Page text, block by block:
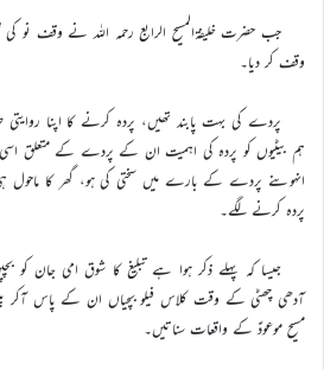
جب حضرت خلیفۃالمسیح الرابع رحمہ اللہ نے وقف نو کی
وقف کر دیا۔
پردے کی بہت پابند تھیں، پردہ کرنے کا اپنا
ہم بیٹیوں کو پردہ کی اہمیت ان کے پردے کے متعلق اسی
انہوںنے پردے کے بارے میں سختی کی ہو، گھر کا ماحول
پردہ کرنے لگے۔
جیسا کہ پہلے ذکر ہوا ہے تبلیغ کا شوق امی جان
آدھی چھٹی کے وقت کلاس فیلو بچیاں ان کے پاس آکر
مسیح موعودؑ کے واقعات سناتیں۔